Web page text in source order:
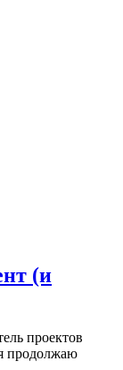
(и
проектов
продолжаю